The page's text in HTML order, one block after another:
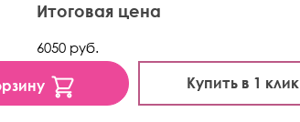
Итоговая цена
6050 руб.
Купить в 1 клик